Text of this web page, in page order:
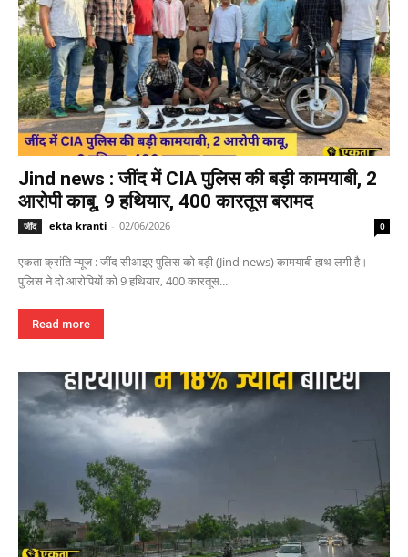
Jind news : जींद में CIA पुलिस की बड़ी कामयाबी, 2
आरोपी काबू, 9 हथियार, 400 कारतूस बरामद
जींद ekta kranti - 02/06/2026 0
एकता क्रांति न्यूज : जींद सीआइए पुलिस को बड़ी (Jind news) कामयाबी हाथ लगी है।
पुलिस ने दो आरोपियों को 9 हथियार, 400 कारतूस...
Read more